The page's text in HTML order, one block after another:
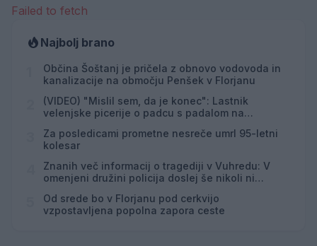
Failed to fetch
Najbolj brano
Občina Šoštanj je pričela z obnovo vodovoda in
kanalizacije na območju Penšek v Florjanu
(VIDEO) "Mislil sem, da je konec": Lastnik
velenjske picerije o padcu s padalom na
Za posledicami prometne nesreče umrl 95-letni
kolesar
Znanih več informacij o tragediji v Vuhredu: V
omenjeni družini policija doslej še nikoli ni
Od srede bo v Florjanu pod cerkvijo
vzpostavljena popolna zapora ceste